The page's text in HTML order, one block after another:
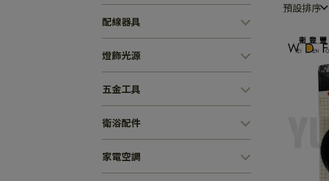
配線器具
燈飾光源
五金工具
衛浴配件
家電空調
預設排序